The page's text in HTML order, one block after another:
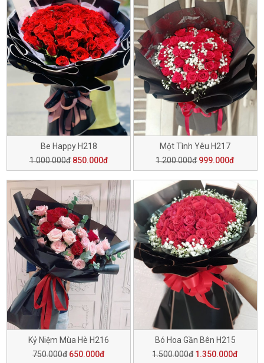
Be Happy H218
1.000.000đ 850.000đ
Một Tình Yêu H217
1.200.000đ 999.000đ
Kỷ Niệm Mùa Hè H216
750.000đ 650.000đ
Bó Hoa Gần Bên H215
1.500.000đ 1.350.000đ